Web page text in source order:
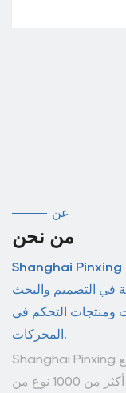
عن
من نحن
Shanghai
في التصميم والبحث
ومنتجات التحكم في
المحركات.
Shanghai Pinxing هي شركة تصنيع AAA للمعدات الكهربائية
في الصين، وهي متخصصة في إنتاج أكثر من 1000 نوع من